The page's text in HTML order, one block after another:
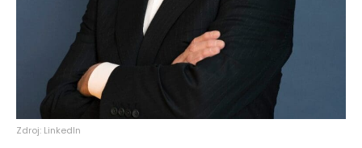
Zdroj: LinkedIn